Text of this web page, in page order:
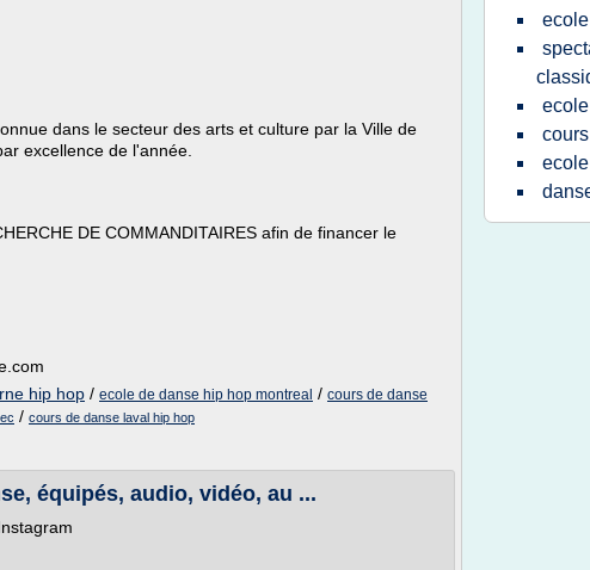
dans le secteur des arts et culture par la Ville de
excellence de l'année.
DE COMMANDITAIRES afin de financer le
hip hop / ecole de danse hip hop montreal / cours de danse
/ cours de danse laval hip hop
équipés, audio, vidéo, au ...